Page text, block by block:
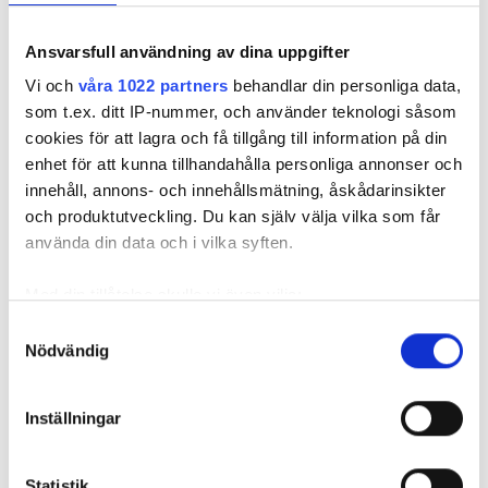
Ansvarsfull användning av dina uppgifter
Vi och våra 1022 partners behandlar din personliga data,
som t.ex. ditt IP-nummer, och använder teknologi såsom
cookies för att lagra och få tillgång till information på din
enhet för att kunna tillhandahålla personliga annonser och
innehåll, annons- och innehållsmätning, åskådarinsikter
och produktutveckling. Du kan själv välja vilka som får
använda din data och i vilka syften.
som kan ha en noggrannhet på upp till flera meter
Ta reda på mer om hur dina personliga uppgifter
Nödvändig
Inställningar
Får man använda blå ledare
som tändtråd? – och 9 andra
frågor som experterna har
koll på
PUBLICERAD 15 DEC 2025